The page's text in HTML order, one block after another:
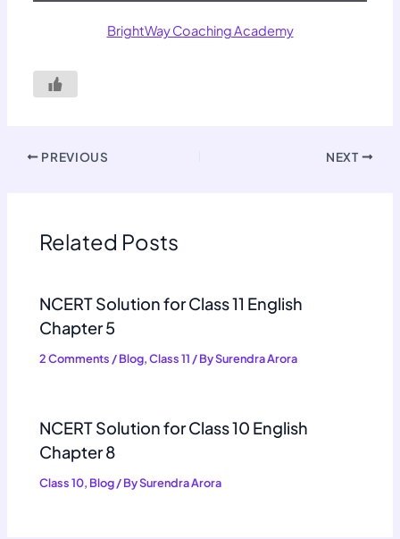
BrightWay Coaching Academy
PREVIOUS NEXT
Related Posts
NCERT Solution for Class 11 English
Chapter 5
2 Comments /Blog,Class 11 / BySurendra Arora
NCERT Solution for Class 10 English
Chapter 8
Class 10, Blog/ BySurendra Arora